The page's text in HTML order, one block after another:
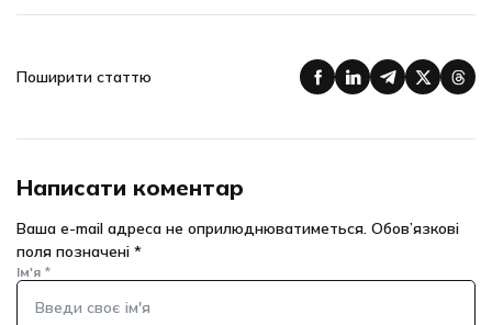
Поширити статтю
Написати коментар
Ваша e-mail адреса не оприлюднюватиметься. Обов’язкові
поля позначені *
Ім'я *